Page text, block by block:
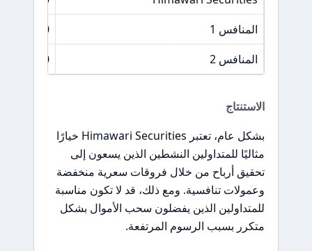
المنافس 1
6.0 نقاط
المنافس 2
7.0 نقاط
الاستنتاج
بشكل عام، تعتبر Himawari Securities خيارًا
مثاليًا للمتداولين النشطين الذين يسعون إلى
تحقيق أرباح من خلال فروقات سعرية منخفضة
وعمولات تنافسية. ومع ذلك، قد لا تكون مناسبة
للمتداولين الذين يفضلون سحب الأموال بشكل
متكرر بسبب الرسوم المرتفعة.